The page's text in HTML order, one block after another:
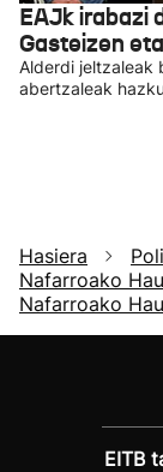
EAJk irabazi
Gasteizen
Alderdi jeltzaleak
abertzaleak
Hasiera
Nafarroako
Nafarroako
EITB